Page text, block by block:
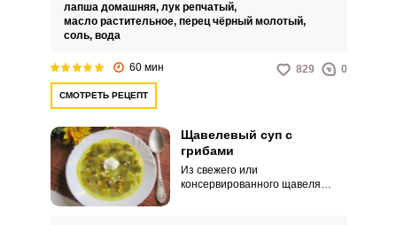
лапша домашняя, лук репчатый,
масло растительное, перец чёрный молотый,
соль, вода
60 мин 829 0
СМОТРЕТЬ РЕЦЕПТ
Щавелевый суп с
грибами
Из свежего или
консервированного щавеля